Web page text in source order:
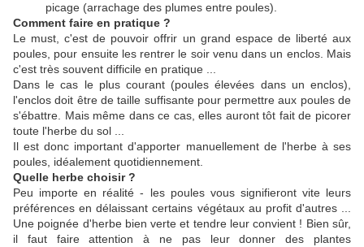
picage (arrachage des plumes entre poules).
Comment faire en pratique ?
Le must, c'est de pouvoir offrir un grand espace de liberté aux
poules, pour ensuite les rentrer le soir venu dans un enclos. Mais
c'est très souvent difficile en pratique ...
Dans le cas le plus courant (poules élevées dans un enclos),
l'enclos doit être de taille suffisante pour permettre aux poules de
s'ébattre. Mais même dans ce cas, elles auront tôt fait de picorer
toute l'herbe du sol ...
Il est donc important d'apporter manuellement de l'herbe à ses
poules, idéalement quotidiennement.
Quelle herbe choisir ?
Peu importe en réalité - les poules vous signifieront vite leurs
préférences en délaissant certains végétaux au profit d'autres ...
Une poignée d'herbe bien verte et tendre leur convient ! Bien sûr,
il faut faire attention à ne pas leur donner des plantes